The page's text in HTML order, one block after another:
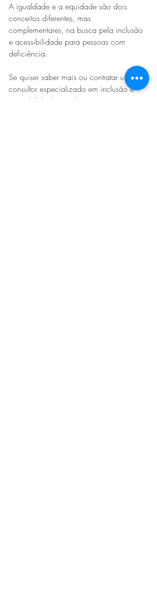
A igualdade e a equidade são dois
conceitos diferentes, mas
complementares, na busca pela inclusão
e acessibilidade para pessoas com
deficiência.
Se quiser saber mais ou contratar um
consultor especializado em inclusão e
acessibilidade, não hesite em entrar em